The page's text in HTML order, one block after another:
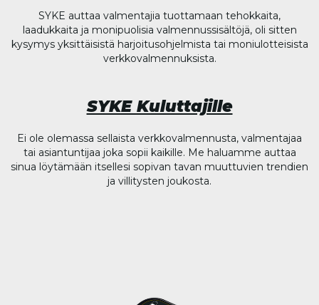
SYKE auttaa valmentajia tuottamaan tehokkaita,
laadukkaita ja monipuolisia valmennussisältöjä, oli sitten
kysymys yksittäisistä harjoitusohjelmista tai moniulotteisista
verkkovalmennuksista.
SYKE Kuluttajille
Ei ole olemassa sellaista verkkovalmennusta, valmentajaa
tai asiantuntijaa joka sopii kaikille. Me haluamme auttaa
sinua löytämään itsellesi sopivan tavan muuttuvien trendien
ja villitysten joukosta.